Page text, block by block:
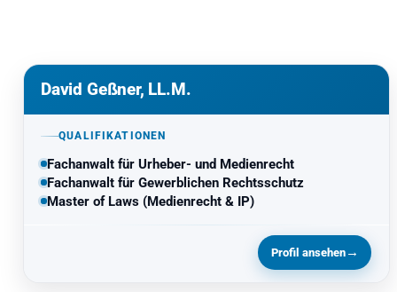
David Geßner, LL.M.
QUALIFIKATIONEN
Fachanwalt für Urheber- und Medienrecht
Fachanwalt für Gewerblichen Rechtsschutz
Master of Laws (Medienrecht & IP)
Profil ansehen→